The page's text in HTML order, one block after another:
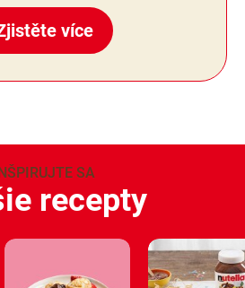
více
SA
recepty